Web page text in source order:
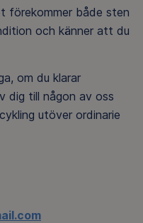
förekommer både sten
och känner att du
om du klarar
dig till någon av oss
utöver ordinarie